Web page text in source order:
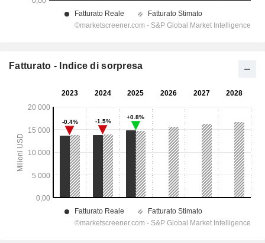
Fatturato - Indice di sorpresa